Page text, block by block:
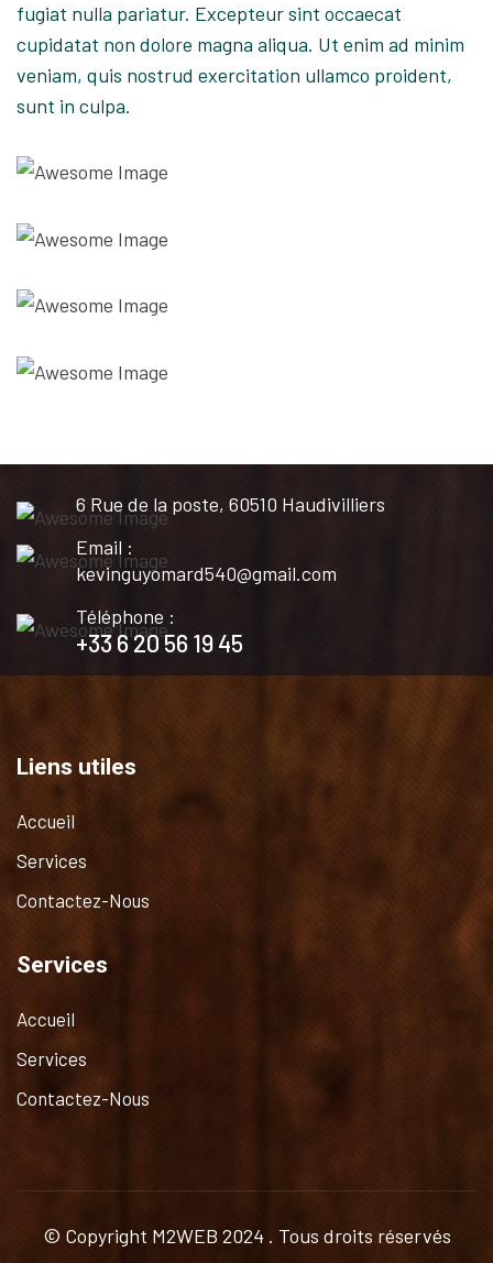
fugiat nulla pariatur. Excepteur sint occaecat
cupidatat non dolore magna aliqua. Ut enim ad minim
veniam, quis nostrud exercitation ullamco proident,
sunt in culpa.
6 Rue de la poste, 60510 Haudivilliers
Email :
kevinguyomard540@gmail.com
Téléphone :
+33 6 20 56 19 45
Liens utiles
Accueil
Services
Contactez-Nous
Services
Accueil
Services
Contactez-Nous
© Copyright M2WEB 2024 . Tous droits réservés